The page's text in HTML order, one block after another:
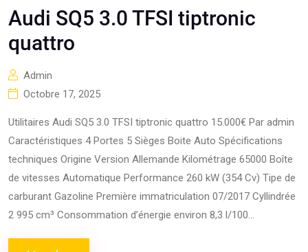
Audi SQ5 3.0 TFSI tiptronic
quattro
Admin
Octobre 17, 2025
Utilitaires Audi SQ5 3.0 TFSI tiptronic quattro 15.000€ Par admin
Caractéristiques 4 Portes 5 Sièges Boite Auto Spécifications
techniques Origine Version Allemande Kilométrage 65000 Boîte
de vitesses Automatique Performance 260 kW (354 Cv) Tipe de
carburant Gazoline Première immatriculation 07/2017 Cyllindrée
2 995 cm³ Consommation d’énergie environ 8,3 l/100...